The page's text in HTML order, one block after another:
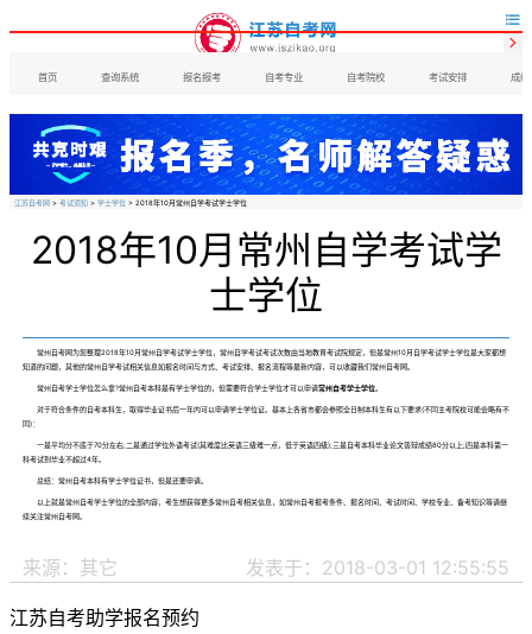

首页 查询系统 报名报考 自考专业 自考院校 考试安排 成绩

江苏自考网 > 考试须知 > 学士学位 > 2018年10月常州自学考试学士学位
2018年10月常州自学考试学
士学位
常州自考网为您整理2018年10月常州自学考试学士学位，常州自学考试考试次数由当地教育考试院规定，但是常州10月自学考试学士学位是大家都想
知道的问题，其他的常州自学考试相关信息如报名时间与方式、考试安排、报名流程等最新内容，可以收藏我们常州自考网。
常州自考学士学位怎么拿?常州自考本科是有学士学位的，但需要符合学士学位才可以申请常州自考学士学位。
对于符合条件的自考本科生，取得毕业证书后一年内可以申请学士学位证。基本上各省市都会参照全日制本科生有以下要求(不同主考院校可能会略有不
同)：
一是平均分不底于70分左右;二是通过学位外语考试(其难度比英语三级难一点，低于英语四级);三是自考本科毕业论文答辩成绩80分以上;四是本科第一
科考试到毕业不超过4年。
总结：常州自考本科有学士学位证书，但是还要申请。
以上就是常州自考学士学位的全部内容，考生想获得更多常州自考相关信息，如常州自考报考条件、报名时间、考试时间、学校专业、备考知识等请继
续关注常州自考网。
来源：其它 发表于：2018-03-01 12:55:55
江苏自考助学报名预约